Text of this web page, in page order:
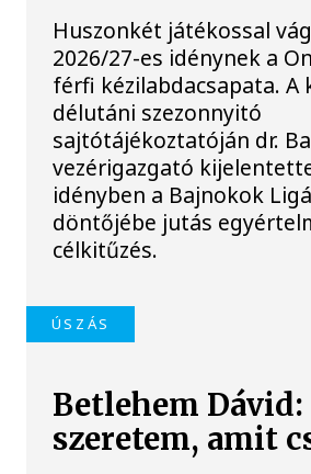
Huszonkét játékossal
2026/27-es idénynek a
férfi kézilabdacsapata. A
délutáni szezonnyitó
sajtótájékoztatóján dr.
vezérigazgató
idényben a Bajnokok
döntőjébe jutás
célkitűzés.
ÚSZÁS
Betlehem Dávid:
szeretem, amit